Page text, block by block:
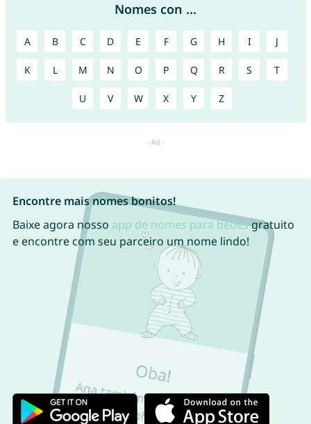
Nomes con ...
A B C D E F G H I J
K L M N O P Q R S T
U V W X Y Z
Encontre mais nomes bonitos!
Baixe agora nosso app de nomes para bebêsgratuito
e encontre com seu parceiro um nome lindo!